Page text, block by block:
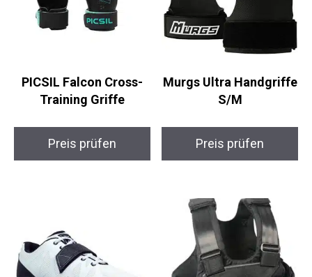
PICSIL Falcon Cross-
Training Griffe
Preis prüfen
Murgs Ultra
Handgriffe S/M
Preis prüfen